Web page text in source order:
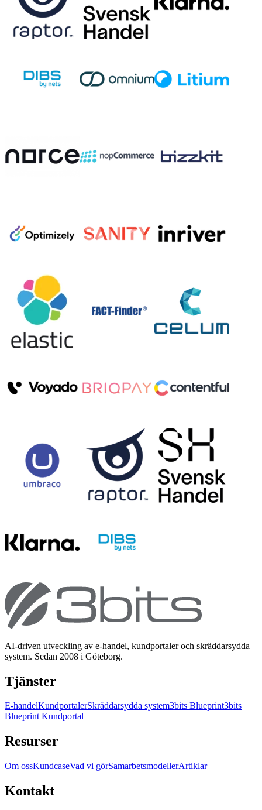
AI-driven utveckling av e-handel, kundportaler och skräddarsydda
system. Sedan 2008 i Göteborg.
Tjänster
E-handelKundportalerSkräddarsydda system3bits Blueprint3bits
Blueprint Kundportal
Resurser
Om ossKundcaseVad vi görSamarbetsmodellerArtiklar
Kontakt